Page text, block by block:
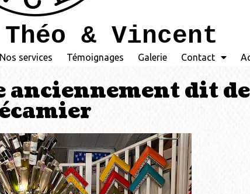
& Vincent
Nos services Témoignages Galerie Contact
dit